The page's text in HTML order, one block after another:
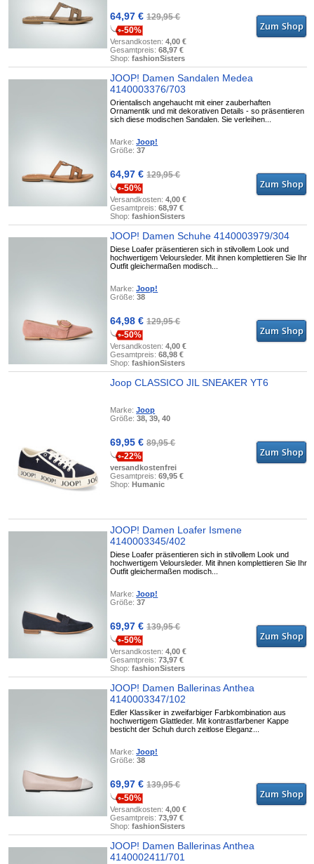
64,97 €129,95 €
-50%
Versandkosten:4,00 €
Gesamtpreis:68,97 €
Shop:fashionSisters
JOOP! Damen Sandalen Medea
4140003376/703
Orientalisch angehaucht mit einer zauberhaften
Ornamentik und mit dekorativen Details - so präsentieren
sich diese modischen Sandalen. Sie verleihen...
Marke:Joop!
Größe:37
64,97 €129,95 €
-50%
Versandkosten:4,00 €
Gesamtpreis:68,97 €
Shop:fashionSisters
JOOP! Damen Schuhe 4140003979/304
Diese Loafer präsentieren sich in stilvollem Look und
hochwertigem Veloursleder. Mit ihnen komplettieren Sie Ihr
Outfit gleichermaßen modisch...
Marke:Joop!
Größe:38
64,98 €129,95 €
-50%
Versandkosten:4,00 €
Gesamtpreis:68,98 €
Shop:fashionSisters
Joop CLASSICO JIL SNEAKER YT6
Marke:Joop
Größe:38, 39, 40
69,95 €89,95 €
-22%
versandkostenfrei
Gesamtpreis:69,95 €
Shop:Humanic
JOOP! Damen Loafer Ismene
4140003345/402
Diese Loafer präsentieren sich in stilvollem Look und
hochwertigem Veloursleder. Mit ihnen komplettieren Sie Ihr
Outfit gleichermaßen modisch...
Marke:Joop!
Größe:37
69,97 €139,95 €
-50%
Versandkosten:4,00 €
Gesamtpreis:73,97 €
Shop:fashionSisters
JOOP! Damen Ballerinas Anthea
4140003347/102
Edler Klassiker in zweifarbiger Farbkombination aus
hochwertigem Glattleder. Mit kontrastfarbener Kappe
besticht der Schuh durch zeitlose Eleganz...
Marke:Joop!
Größe:38
69,97 €139,95 €
-50%
Versandkosten:4,00 €
Gesamtpreis:73,97 €
Shop:fashionSisters
JOOP! Damen Ballerinas Anthea
4140002411/701